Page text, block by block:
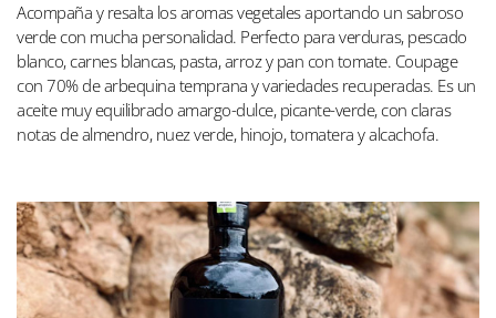
Acompaña y resalta los aromas vegetales aportando un sabroso
verde con mucha personalidad. Perfecto para verduras, pescado
blanco, carnes blancas, pasta, arroz y pan con tomate. Coupage
con 70% de arbequina temprana y variedades recuperadas. Es un
aceite muy equilibrado amargo-dulce, picante-verde, con claras
notas de almendro, nuez verde, hinojo, tomatera y alcachofa.